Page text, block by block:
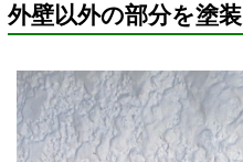
外壁以外の部分を塗装